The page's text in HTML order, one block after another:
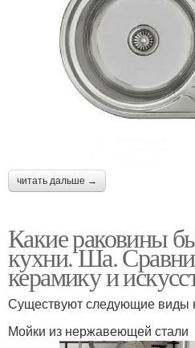
читать дальше →
Какие раковины
кухни. Ша.
керамику и
Существуют следующие виды
Мойки из нержавеющей стали